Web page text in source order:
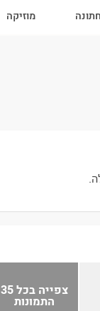
מוזיקה
צפייה בכל 35
התמונות